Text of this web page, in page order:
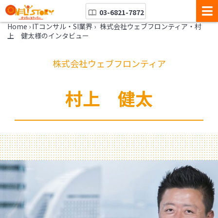
03-6821-7872
Home › ITコンサル・SI業界 › 株式会社ウェブフロンティア・村
上 健太様のインタビュー
株式会社ウェブフロンティア
村上 健太